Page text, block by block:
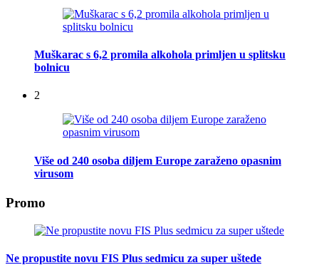
Muškarac s 6,2 promila alkohola primljen u splitsku
bolnicu
2
Više od 240 osoba diljem Europe zaraženo opasnim
virusom
Promo
Ne propustite novu FIS Plus sedmicu za super uštede